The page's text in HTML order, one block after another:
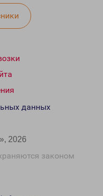
2026
законом
данных